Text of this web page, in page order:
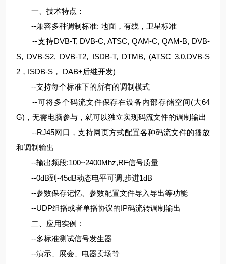
一、技术特点：
--兼容多种调制标准: 地面，有线，卫星标准
--支持DVB-T, DVB-C, ATSC, QAM-C, QAM-B, DVB-
S, DVB-S2, DVB-T2, ISDB-T, DTMB, (ATSC 3.0,DVB-S
2，ISDB-S， DAB+后继开发)
--支持每个标准下的所有的调制模式
--可将多个码流文件保存在设备内部存储空间(大64
G)，无需电脑参与，就可以独立实现码流文件的调制输出
--RJ45网口，支持网页方式配置各种码流文件的播放
和调制输出
--输出频段:100~2400Mhz,RF信号质量
--0dB到-45dB动态电平可调,步进1dB
--参数保存记忆、参数配置文件导入导出等功能
--UDP组播或者单播协议的IP码流转调制输出
二、应用实例：
--多标准测试信号发生器
--演示、展会、电器卖场等